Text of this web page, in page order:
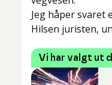
Jeg håper svaret
Hilsen juristen,
Vi har valgt ut